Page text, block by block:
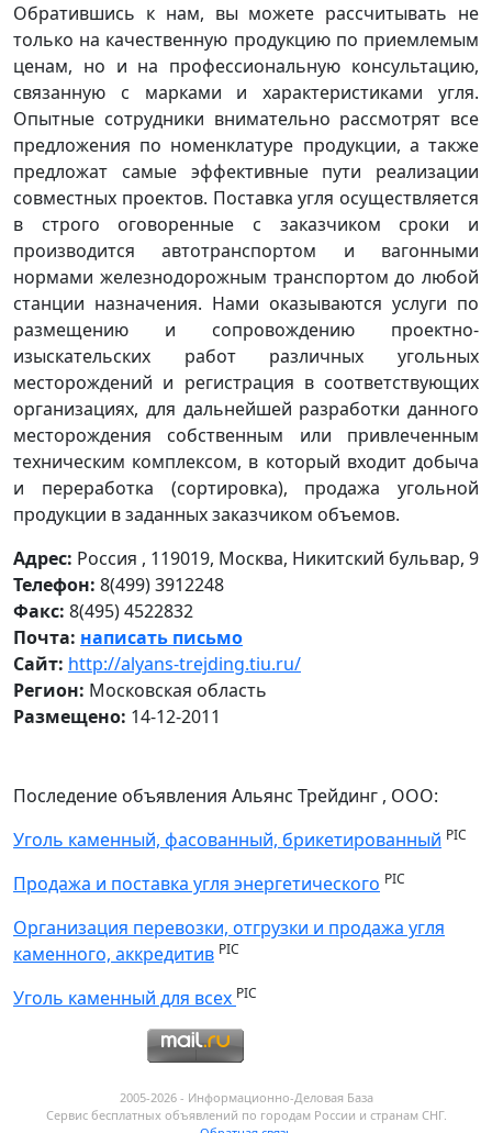
Обратившись к нам, вы можете рассчитывать не
только на качественную продукцию по приемлемым
ценам, но и на профессиональную консультацию,
связанную с марками и характеристиками угля.
Опытные сотрудники внимательно рассмотрят все
предложения по номенклатуре продукции, а также
предложат самые эффективные пути реализации
совместных проектов. Поставка угля осуществляется
в строго оговоренные с заказчиком сроки и
производится автотранспортом и вагонными
нормами железнодорожным транспортом до любой
станции назначения. Нами оказываются услуги по
размещению и сопровождению проектно-
изыскательских работ различных угольных
месторождений и регистрация в соответствующих
организациях, для дальнейшей разработки данного
месторождения собственным или привлеченным
техническим комплексом, в который входит добыча
и переработка (сортировка), продажа угольной
продукции в заданных заказчиком объемов.
Адрес: Россия , 119019, Москва, Никитский бульвар, 9
Телефон: 8(499) 3912248
Факс: 8(495) 4522832
Почта: написать письмо
Сайт: http://alyans-trejding.tiu.ru/
Регион: Московская область
Размещено: 14-12-2011
Последение объявления Альянс Трейдинг , ООО:
Уголь каменный, фасованный, брикетированный PIC
Продажа и поставка угля энергетического PIC
Организация перевозки, отгрузки и продажа угля
каменного, аккредитив PIC
Уголь каменный для всех PIC
2005-2026 - Информационнo-Деловая База
Сервис бесплатных объявлений по городам России и странам СНГ.